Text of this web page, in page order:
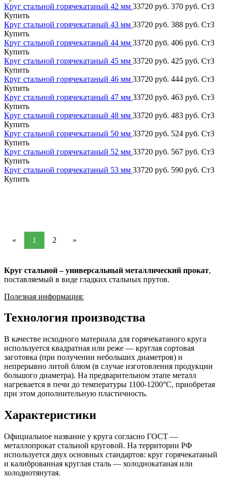
Круг стальной горячекатаный 42 мм 33720 руб. 370 руб. Ст3
Купить
Круг стальной горячекатаный 43 мм 33720 руб. 388 руб. Ст3
Купить
Круг стальной горячекатаный 44 мм 33720 руб. 406 руб. Ст3
Купить
Круг стальной горячекатаный 45 мм 33720 руб. 425 руб. Ст3
Купить
Круг стальной горячекатаный 46 мм 33720 руб. 444 руб. Ст3
Купить
Круг стальной горячекатаный 47 мм 33720 руб. 463 руб. Ст3
Купить
Круг стальной горячекатаный 48 мм 33720 руб. 483 руб. Ст3
Купить
Круг стальной горячекатаный 50 мм 33720 руб. 524 руб. Ст3
Купить
Круг стальной горячекатаный 52 мм 33720 руб. 567 руб. Ст3
Купить
Круг стальной горячекатаный 53 мм 33720 руб. 590 руб. Ст3
Купить
« 1 2 »
Круг стальной – универсальный металлический прокат,
поставляемый в виде гладких стальных прутов.
Полезная информация:
Технология производства
В качестве исходного материала для горячекатаного круга
используется квадратная или реже — круглая сортовая
заготовка (при получении небольших диаметров) и
непрерывно литой блюм (в случае изготовления продукции
большого диаметра). На предварительном этапе металл
нагревается в печи до температуры 1100-1200°С, приобретая
при этом дополнительную пластичность.
Характеристики
Официальное название у круга согласно ГОСТ —
металлопрокат стальной круговой. На территории РФ
используется двух основных стандартов: круг горячекатаный
и калиброванная круглая сталь — холоднокатаная или
холоднотянутая.